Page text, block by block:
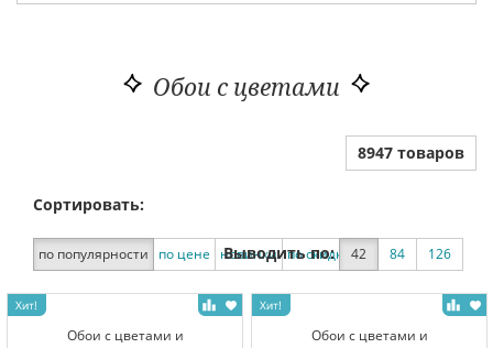
Обои с цветами
8947 товаров
Сортировать:
по популярности по цене новинки по скидке
Выводить по: 42 84 126
Обои с цветами и
Обои с цветами и